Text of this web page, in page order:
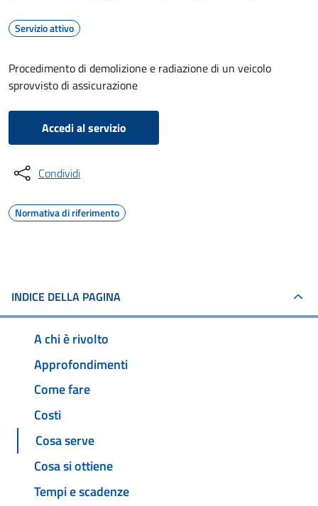
Servizio attivo
Procedimento di demolizione e radiazione di un veicolo
sprovvisto di assicurazione
Accedi al servizio
Condividi
Normativa di riferimento
INDICE DELLA PAGINA
A chi è rivolto
Approfondimenti
Come fare
Costi
Cosa serve
Cosa si ottiene
Tempi e scadenze